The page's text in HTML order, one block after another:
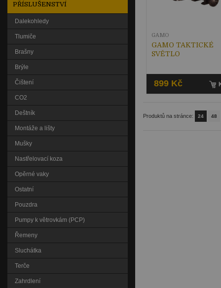
GAMO TAKTICKÉ
SVĚTLO
GAMO
899 Kč
Produktů na stránce: 24 48
PŘÍSLUŠENSTVÍ
Dalekohledy
Tlumiče
Brašny
Brýle
Čištení
CO2
Deštník
Montáže a lišty
Mušky
Nastřelovací koza
Opěrné vaky
Ostatní
Pouzdra
Pumpy k větrovkám (PCP)
Řemeny
Sluchátka
Terče
Zahrdlení